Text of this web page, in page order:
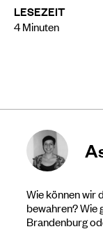
LESEZEIT
4Minuten
Wie können wir
bewahren? Wie
Brandenburg